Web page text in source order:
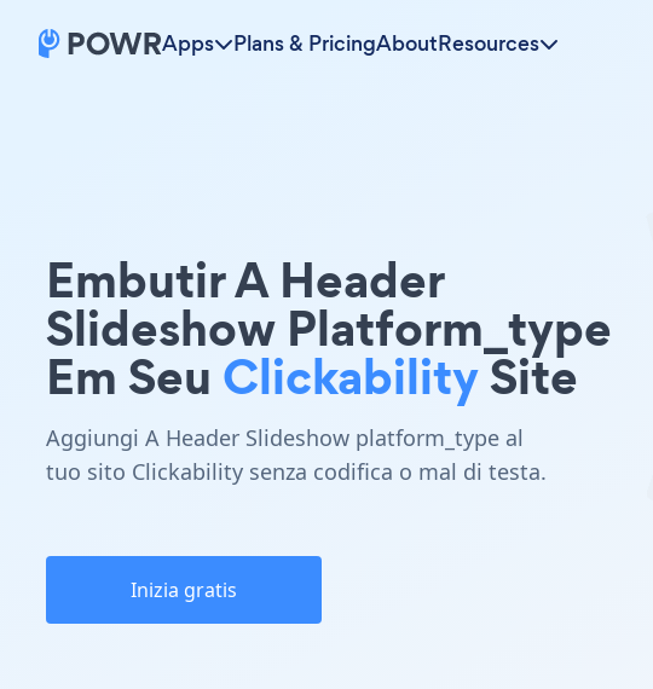
Apps Plans & PricingAboutResources
Embutir A Header
Slideshow Platform_type
Em Seu ClickabilitySite
Aggiungi A Header Slideshow platform_type al
tuo sito Clickability senza codifica o mal di testa.
Inizia gratis